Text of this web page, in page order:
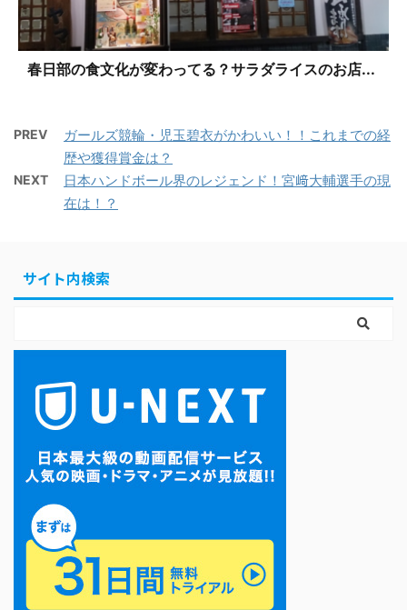
春日部の食文化が変わってる？サラダライスのお店...
PREV
ガールズ競輪・児玉碧衣がかわいい！！これまでの経
歴や獲得賞金は？
NEXT
日本ハンドボール界のレジェンド！宮﨑大輔選手の現
在は！？
サイト内検索